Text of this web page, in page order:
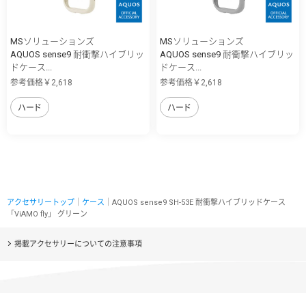
MSソリューションズ
AQUOS sense9 耐衝撃ハイブリッ
ドケース...
参考価格￥2,618
ハード
MSソリューションズ
AQUOS sense9 耐衝撃ハイブリッ
ドケース...
参考価格￥2,618
ハード
アクセサリートップ ケース ｜AQUOS sense9 SH-53E 耐衝撃ハイブリッドケース
「ViAMO fly」 グリーン
掲載アクセサリーについての注意事項